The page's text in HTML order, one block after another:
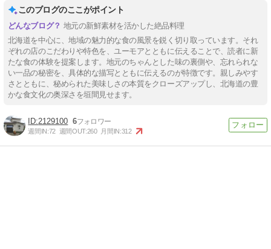
このブログのここがポイント
地元の新鮮素材を活かした絶品料理
北海道を中心に、地域の魅力的な食の風景を鋭く切り取っています。それ
ぞれの店のこだわりや特色を、ユーモアとともに伝えることで、読者に新
たな食の体験を提案します。地元のちゃんとした味の裏側や、忘れられな
い一品の秘密を、具体的な描写とともに伝えるのが特徴です。親しみやす
さとともに、秘められた美味しさの本質をクローズアップし、北海道の豊
かな食文化の奥深さを垣間見せます。
2129100 6
週間IN:72 週間OUT:260 月間IN:312